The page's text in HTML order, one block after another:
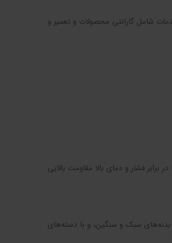
شامل گارانتی محصولات و تعمیر و
برابر فشار و دمای بالا مقاومت بالایی
بدنه‌های سبک و سنگین، و با دسته‌های